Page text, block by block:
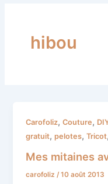
hibou
Carofoliz,Couture,
gratuit,pelotes,Tricot
Mes mitaines
carofoliz /10 août 2013
Mes
mitaines
des
petits